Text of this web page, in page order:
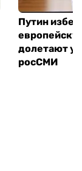
Путин
долетают
росСМИ